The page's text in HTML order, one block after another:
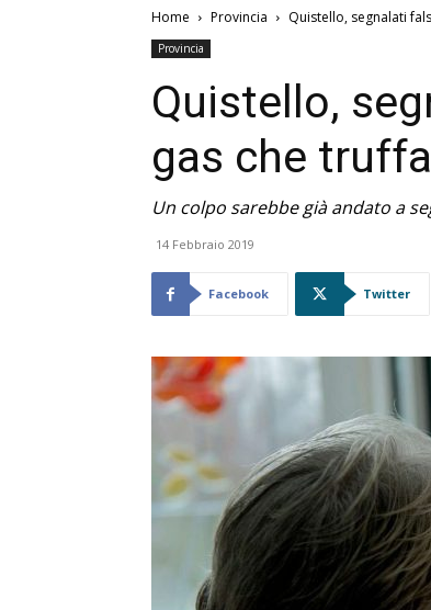
Home Provincia Quistello, segnalati
Provincia
Quistello,
gas che
Un colpo sarebbe già andato a
14 Febbraio 2019
Facebook Twitter